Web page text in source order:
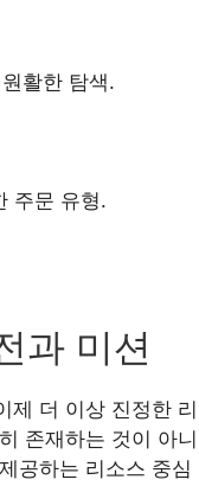
활한 탐색.
주문 유형.
과 미션
제 더 이상 진정한
존재하는 것이 아
공하는 리소스 중